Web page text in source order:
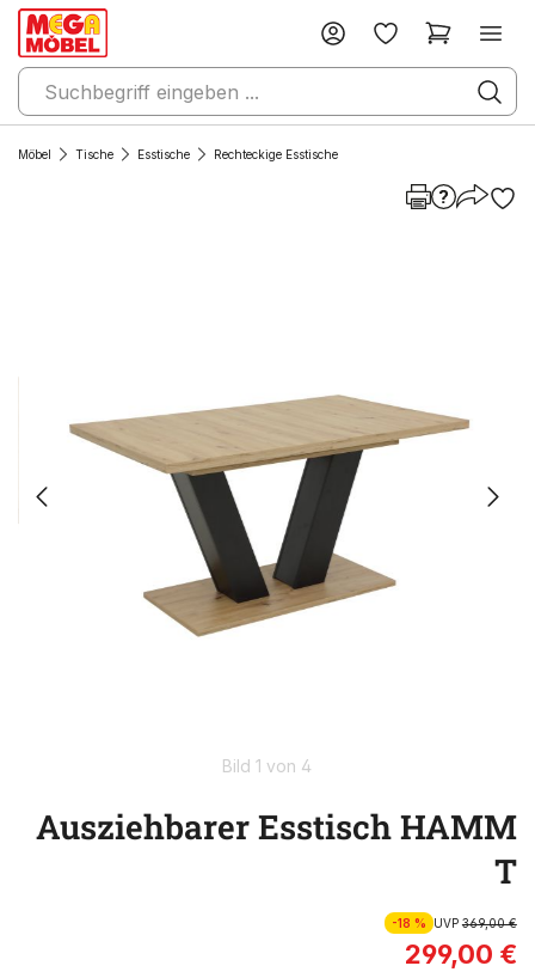
Möbel Tische Esstische Rechteckige Esstische
Bild 1 von 4
Ausziehbarer Esstisch HAMM
T
-18 % UVP369,00 €
299,00 €